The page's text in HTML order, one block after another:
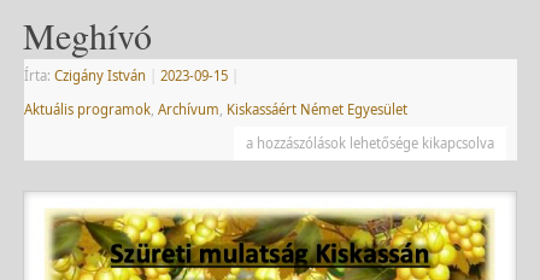
Meghívó
Írta: Czigány István 2023-09-15
Aktuális programok, Archívum Kiskassáért Német Egyesület
a hozzászólások lehetősége kikapcsolva